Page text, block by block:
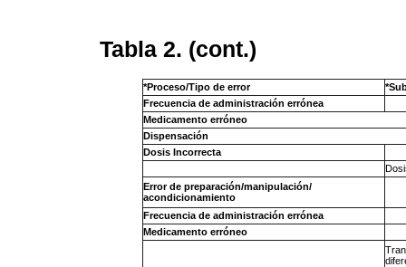
Tabla 2. (cont.)
*Proceso/Tipo de error
Frecuencia de administración errónea
Medicamento erróneo
Dispensación
Dosis Incorrecta
Error de preparación/manipulación/
acondicionamiento
Frecuencia de administración errónea
Medicamento erróneo